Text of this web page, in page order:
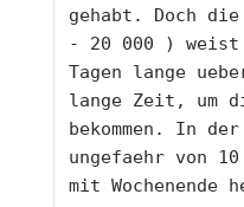
gehabt. Doch
- 20 000 ) weist
Tagen lange
lange Zeit, um
bekommen. In
ungefaehr von
mit Wochenende